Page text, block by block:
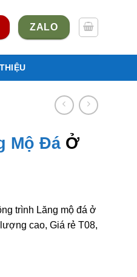
ZALO
Mộ Đá Ở
trình Lăng mộ đá ở
cao, Giá rẻ T08,